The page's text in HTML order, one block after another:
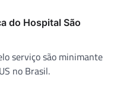
do Hospital São
serviço são minimante
no Brasil.